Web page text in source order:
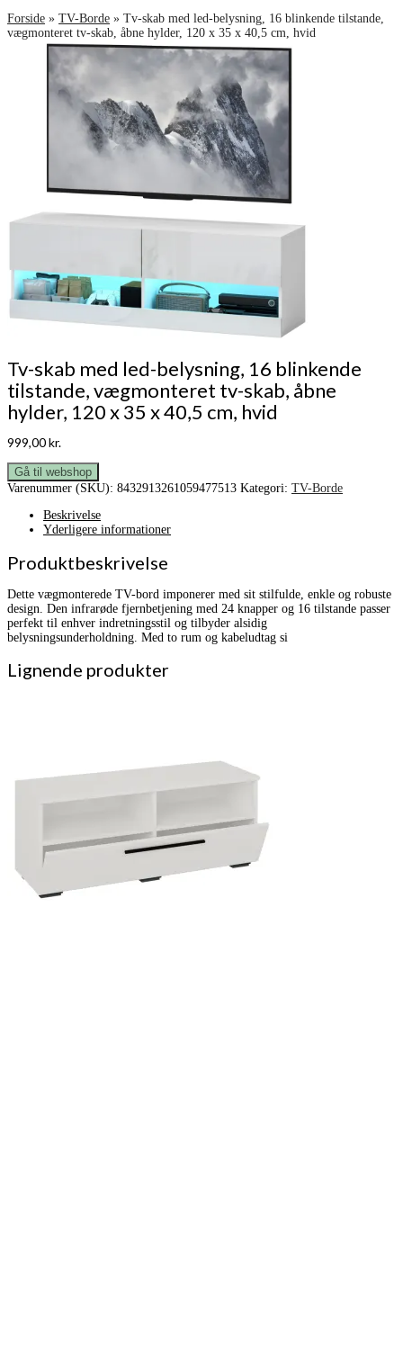
Forside » TV-Borde » Tv-skab med led-belysning, 16 blinkende tilstande,
vægmonteret tv-skab, åbne hylder, 120 x 35 x 40,5 cm, hvid
Tv-skab med led-belysning, 16 blinkende
tilstande, vægmonteret tv-skab, åbne
hylder, 120 x 35 x 40,5 cm, hvid
999,00kr.
Gå til webshop
Varenummer (SKU): 8432913261059477513 Kategori: TV-Borde
Beskrivelse
Yderligere informationer
Produktbeskrivelse
Dette vægmonterede TV-bord imponerer med sit stilfulde, enkle og robuste
design. Den infrarøde fjernbetjening med 24 knapper og 16 tilstande passer
perfekt til enhver indretningsstil og tilbyder alsidig
belysningsunderholdning. Med to rum og kabeludtag si
Lignende produkter